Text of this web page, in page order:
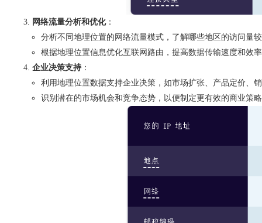
网络流量分析和优化：
分析不同地理位置的网络流量模式，了解哪些地区的访问量
根据地理位置信息优化互联网路由，提高数据传输速度和效
企业决策支持 ：
利用地理位置数据支持企业决策，如市场扩张、产品定价、
识别潜在的市场机会和竞争态势，以便制定更有效的商业策